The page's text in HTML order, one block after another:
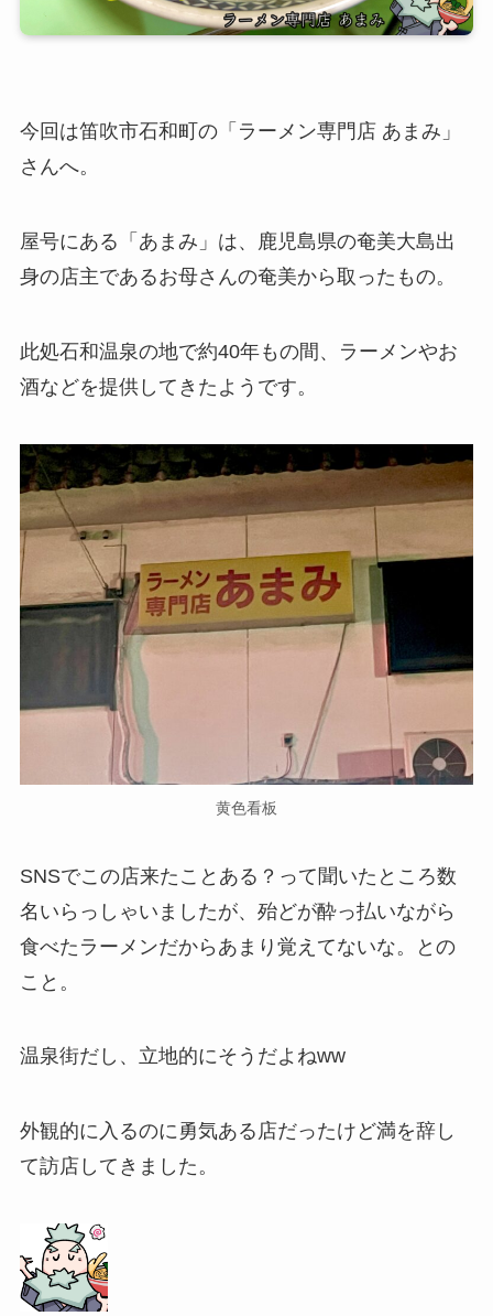
今回は笛吹市石和町の「ラーメン専門店 あまみ」
さんへ。
屋号にある「あまみ」は、鹿児島県の奄美大島出
身の店主であるお母さんの奄美から取ったもの。
此処石和温泉の地で約40年もの間、ラーメンやお
酒などを提供してきたようです。
黄色看板
SNSでこの店来たことある？って聞いたところ数
名いらっしゃいましたが、殆どが酔っ払いながら
食べたラーメンだからあまり覚えてないな。との
こと。
温泉街だし、立地的にそうだよねww
外観的に入るのに勇気ある店だったけど満を辞し
て訪店してきました。